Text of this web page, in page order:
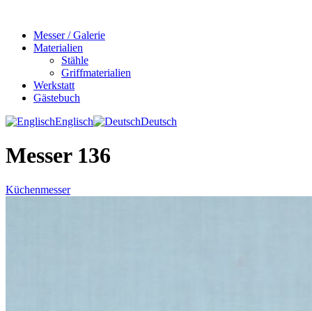
Messer / Galerie
Materialien
Stähle
Griffmaterialien
Werkstatt
Gästebuch
Englisch
Deutsch
Messer 136
Küchenmesser